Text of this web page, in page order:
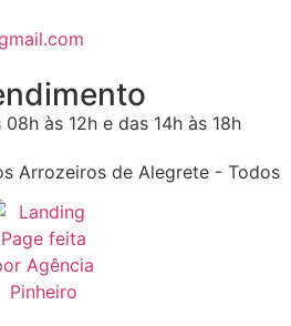
às 12h e das 14h às 18h
Arrozeiros de Alegrete - Todos